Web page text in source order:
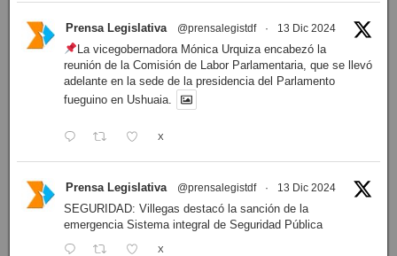
Prensa Legislativa @prensalegistdf · 13 Dic 2024
La vicegobernadora Mónica Urquiza encabezó la
reunión de la Comisión de Labor Parlamentaria, que se llevó
adelante en la sede de la presidencia del Parlamento
fueguino en Ushuaia.
X
Prensa Legislativa @prensalegistdf · 13 Dic 2024
SEGURIDAD: Villegas destacó la sanción de la
emergencia Sistema integral de Seguridad Pública
X